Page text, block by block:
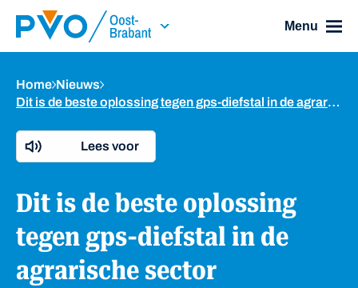
Skip Navigation or Skip to Content
Menu
Home
Nieuws
Dit is de beste oplossing tegen gps-diefstal in de agrarische sector
Lees voor
Dit is de beste oplossing
tegen gps-diefstal in de
agrarische sector